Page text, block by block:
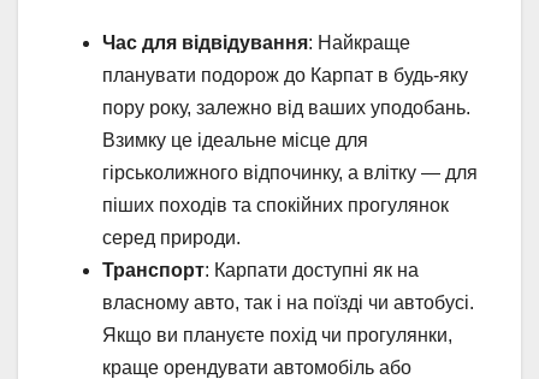
Час для відвідування: Найкраще
планувати подорож до Карпат в будь-яку
пору року, залежно від ваших уподобань.
Взимку це ідеальне місце для
гірськолижного відпочинку, а влітку — для
піших походів та спокійних прогулянок
серед природи.
Транспорт: Карпати доступні як на
власному авто, так і на поїзді чи автобусі.
Якщо ви плануєте похід чи прогулянки,
краще орендувати автомобіль або